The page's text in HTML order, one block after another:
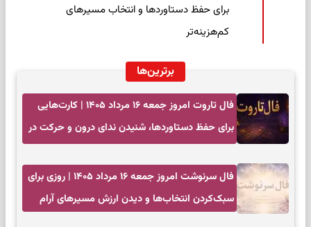
برای حفظ دستاوردها و انتخاب مسیرهای
کم‌هزینه‌تر
برترین‌ها
فال تاروت امروز جمعه ۱۶ مرداد ۱۴۰۵ | کارت‌هایی
برای حفظ دستاوردها، شنیدن ندای درون و حرکت در
فال سرنوشت امروز جمعه ۱۶ مرداد ۱۴۰۵ | روزی برای
سبک‌کردن انتخاب‌ها و دیدن ارزش مسیرهای آرام